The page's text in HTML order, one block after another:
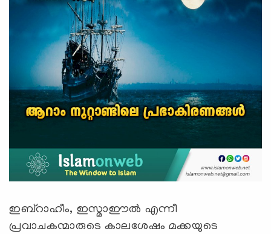
ഇബ്‌റാഹീം, ഇസ്മാഈല്‍ എന്നീ
പ്രവാചകന്മാരുടെ കാലശേഷം മക്കയുടെ